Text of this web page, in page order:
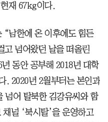
재 67kg이다.
“남한에 온 이후에도 힘든
고 넘어왔던 날을 떠올린
동안 공부해 2018년 대학
. 2020년 2월부터는 본인과
넘어 탈북한 김강유씨와 함
널 ‘북시탈’을 운영하고